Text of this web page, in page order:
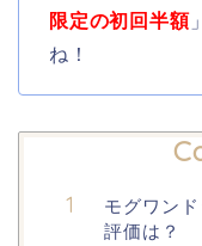
限定の初回半額
ね！
モグワン
評価は？